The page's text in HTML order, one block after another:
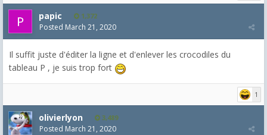
papic 1,372
Posted March 21, 2020
Il suffit juste d'éditer la ligne et d'enlever les crocodiles du
tableau P , je suis trop fort
1
olivierlyon 3,489
Posted March 21, 2020